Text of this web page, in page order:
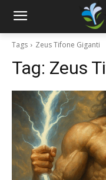
Tags Zeus Tifone Giganti
Tag: Zeus